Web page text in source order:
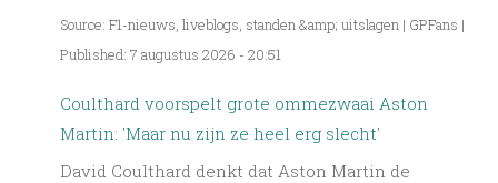
Source: F1-nieuws, liveblogs, standen &amp; uitslagen | GPFans |
Published: 7 augustus 2026 - 20:51
Coulthard voorspelt grote ommezwaai Aston
Martin: 'Maar nu zijn ze heel erg slecht'
David Coulthard denkt dat Aston Martin de